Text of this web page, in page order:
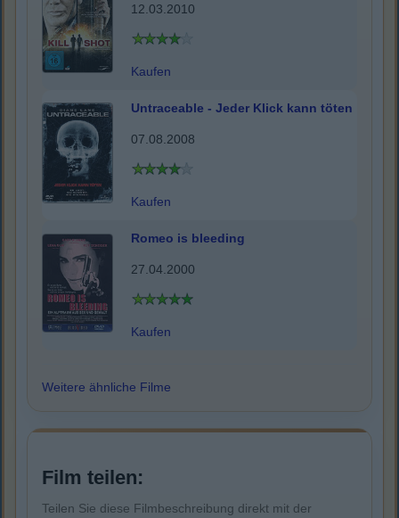
12.03.2010
Kaufen
Untraceable - Jeder Klick kann töten
07.08.2008
Kaufen
Romeo is bleeding
27.04.2000
Kaufen
Weitere ähnliche Filme
Film teilen:
Teilen Sie diese Filmbeschreibung direkt mit der